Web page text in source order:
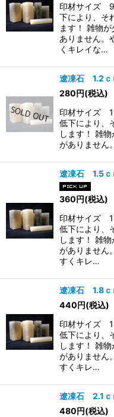
印材サイズ
下により、そ
ます！ 雑物
ありません。
くキレイな…
遼凍石 1.2ｃ
280円(税込)
印材サイズ
低下により、
します！ 雑
がありません
遼凍石 1.5ｃ
360 円(税込)
印材サイズ
低下により、
します！ 雑
がありません
すくキレ…
遼凍石 1.8ｃ
440 円(税込)
印材サイズ
低下により、
します！ 雑
がありません
すくキレ…
遼凍石 2.1ｃ
480 円(税込)